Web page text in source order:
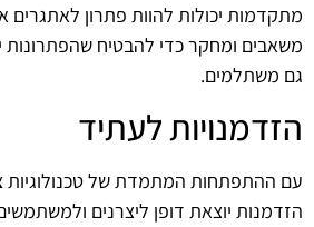
מתקדמות יכולות להוות פתרון לאתגרים
משאבים ומחקר כדי להבטיח שהפתרונות
גם משתלמים.
הזדמנויות לעתיד
עם ההתפתחות המתמדת של טכנולוגיות
הזדמנות יוצאת דופן ליצרנים